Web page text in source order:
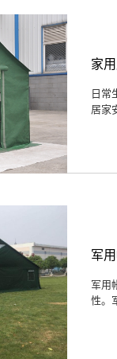
家
日常
居家
军
军用
性。